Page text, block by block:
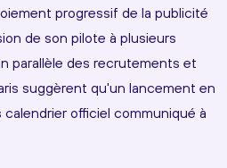
progressif de la publicité
de son pilote à plusieurs
parallèle des recrutements et
suggèrent qu'un lancement en
officiel communiqué à